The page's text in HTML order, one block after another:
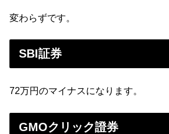
変わらずです。
SBI証券
72万円のマイナスになります。
GMOクリック證券